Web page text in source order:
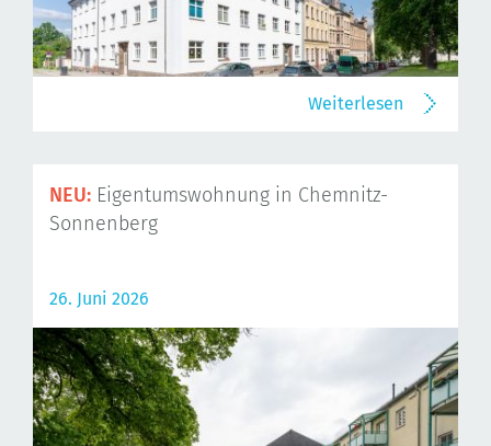
Weiterlesen
NEU: Eigentumswohnung in Chemnitz-
Sonnenberg
26. Juni 2026